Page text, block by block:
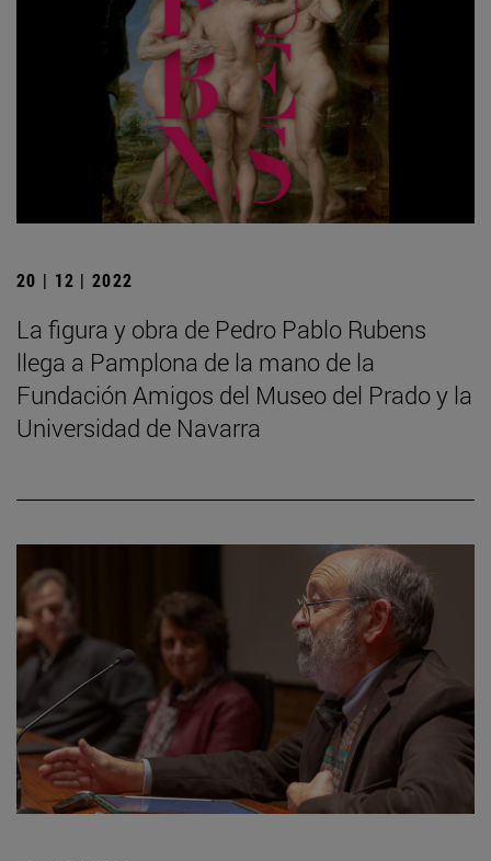
20 | 12 | 2022
La figura y obra de Pedro Pablo Rubens
llega a Pamplona de la mano de la
Fundación Amigos del Museo del Prado y la
Universidad de Navarra